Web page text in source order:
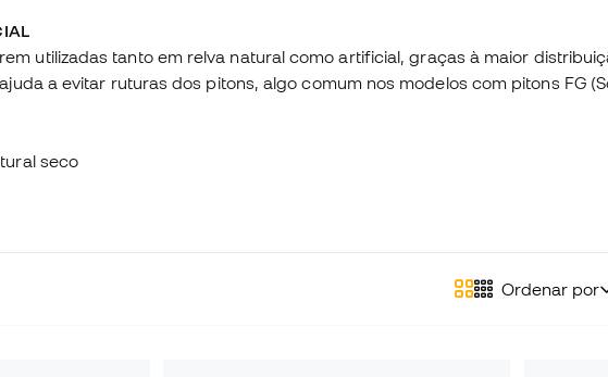
utilizadas tanto em relva natural como artificial, graças à maior
a evitar ruturas dos pitons, algo comum nos modelos com pitons FG
seco
Ordenar por